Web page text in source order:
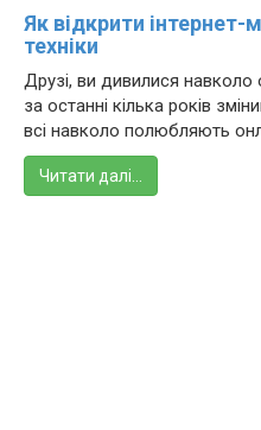
Як відкрити інтернет-
техніки
Друзі, ви дивилися навколо
за останні кілька років
всі навколо полюбляють
Читати далі…